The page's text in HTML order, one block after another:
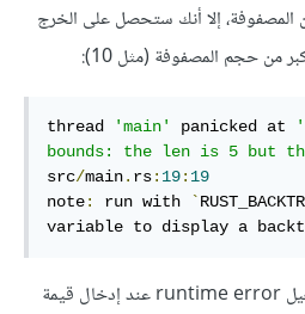
المصفوفة، إلا أنك ستحصل على الخرج
من حجم المصفوفة (مثل 10):
thread 'main' panicked at
bounds: the len is 5 but
src/main. rs: 19: 19
note: run with `
variable to display a
تسبب البرنامج بخطأ عند التشغيل runtime error عند إدخال قيمة